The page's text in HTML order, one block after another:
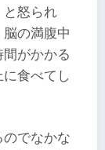
と怒られ
の満腹中
がかかる
食べてし
のでなかな